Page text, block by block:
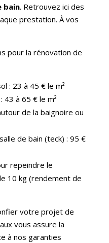
bain. Retrouvez ici des
prestation. À vos
pour la rénovation de
: 23 à 45 € le m²
43 à 65 € le m²
de la baignoire ou
de bain (teck) : 95 €
repeindre le
10 kg (rendement de
votre projet de
vous assure la
à nos garanties